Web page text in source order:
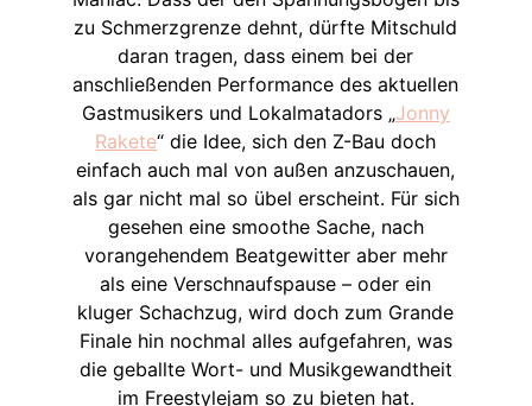
zu Schmerzgrenze dehnt, dürfte Mitschuld
daran tragen, dass einem bei der
anschließenden Performance des aktuellen
Gastmusikers und Lokalmatadors „Jonny
Rakete“ die Idee, sich den Z-Bau doch
einfach auch mal von außen anzuschauen,
als gar nicht mal so übel erscheint. Für sich
gesehen eine smoothe Sache, nach
vorangehendem Beatgewitter aber mehr
als eine Verschnaufspause – oder ein
kluger Schachzug, wird doch zum Grande
Finale hin nochmal alles aufgefahren, was
die geballte Wort- und Musikgewandtheit
im Freestylejam so zu bieten hat.